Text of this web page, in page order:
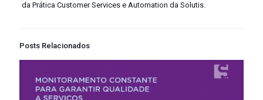
da Prática Customer Services e Automation da Solutis.
Posts Relacionados